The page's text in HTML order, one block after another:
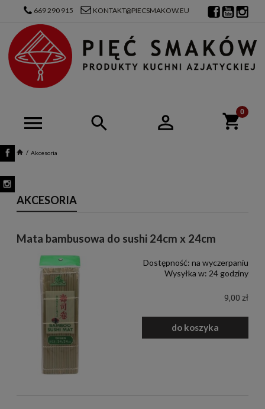
Akcesoria
669 290 915 KONTAKT@PIECSMAKOW.EU
AKCESORIA
Mata bambusowa do sushi 24cm x 24cm
Dostępność: na wyczerpaniu
Wysyłka w: 24 godziny
9,00 zł
do koszyka